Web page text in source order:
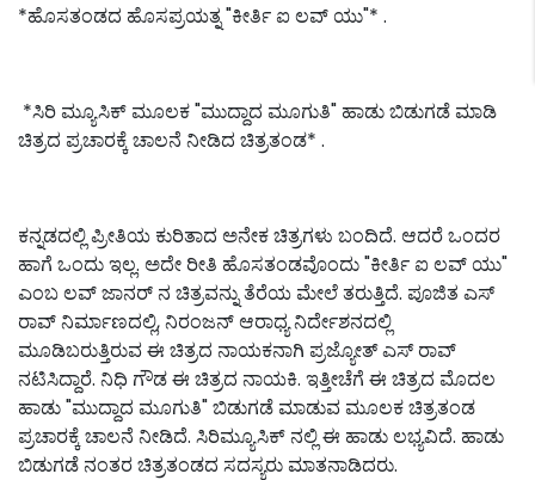
*ಹೊಸತಂಡದ ಹೊಸಪ್ರಯತ್ನ "ಕೀರ್ತಿ ಐ ಲವ್ ಯು"* .
*ಸಿರಿ ಮ್ಯೂಸಿಕ್ ಮೂಲಕ "ಮುದ್ದಾದ ಮೂಗುತಿ" ಹಾಡು ಬಿಡುಗಡೆ ಮಾಡಿ
ಚಿತ್ರದ ಪ್ರಚಾರಕ್ಕೆ ಚಾಲನೆ ನೀಡಿದ ಚಿತ್ರತಂಡ* .
ಕನ್ನಡದಲ್ಲಿ ಪ್ರೀತಿಯ ಕುರಿತಾದ ಅನೇಕ ಚಿತ್ರಗಳು ಬಂದಿದೆ. ಆದರೆ ಒಂದರ
ಹಾಗೆ ಒಂದು ಇಲ್ಲ. ಅದೇ ರೀತಿ ಹೊಸತಂಡವೊಂದು "ಕೀರ್ತಿ ಐ ಲವ್ ಯು"
ಎಂಬ ಲವ್ ಜಾನರ್ ನ ಚಿತ್ರವನ್ನು ತೆರೆಯ ಮೇಲೆ ತರುತ್ತಿದೆ. ಪೂಜಿತ ಎಸ್
ರಾವ್ ನಿರ್ಮಾಣದಲ್ಲಿ, ನಿರಂಜನ್ ಆರಾಧ್ಯ ನಿರ್ದೇಶನದಲ್ಲಿ
ಮೂಡಿಬರುತ್ತಿರುವ ಈ ಚಿತ್ರದ ನಾಯಕನಾಗಿ ಪ್ರಜ್ಯೋತ್ ಎಸ್ ರಾವ್
ನಟಿಸಿದ್ದಾರೆ. ನಿಧಿ ಗೌಡ ಈ ಚಿತ್ರದ ನಾಯಕಿ. ಇತ್ತೀಚೆಗೆ ಈ ಚಿತ್ರದ ಮೊದಲ
ಹಾಡು "ಮುದ್ದಾದ ಮೂಗುತಿ" ಬಿಡುಗಡೆ ಮಾಡುವ ಮೂಲಕ ಚಿತ್ರತಂಡ
ಪ್ರಚಾರಕ್ಕೆ ಚಾಲನೆ ನೀಡಿದೆ. ಸಿರಿಮ್ಯೂಸಿಕ್ ನಲ್ಲಿ ಈ ಹಾಡು ಲಭ್ಯವಿದೆ. ಹಾಡು
ಬಿಡುಗಡೆ ನಂತರ ಚಿತ್ರತಂಡದ ಸದಸ್ಯರು ಮಾತನಾಡಿದರು.